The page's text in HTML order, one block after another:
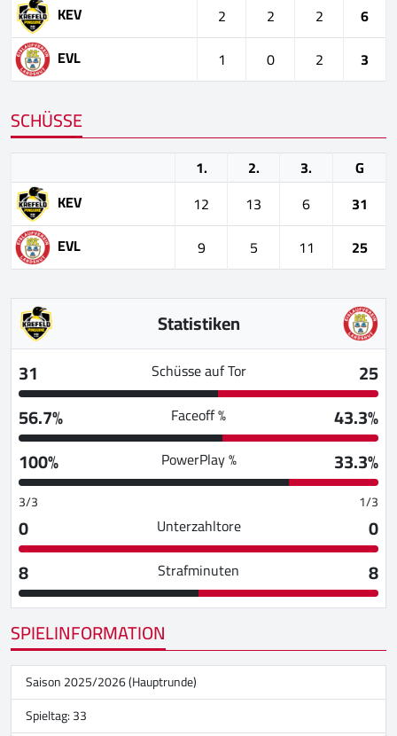
KEV
2 2 2
6
EVL
1 0 2 3
SCHÜSSE
1. 2. 3.
G
KEV
12 13 6
31
EVL
9 5 11 25
Statistiken
31
Schüsse auf Tor
25
56.7%
Faceoff %
43.3%
100%
PowerPlay % 33.3%
3/3 1/3
0 Unterzahltore
0
8
Strafminuten
8
SPIELINFORMATION
Saison 2025/2026 (Hauptrunde)
Spieltag: 33